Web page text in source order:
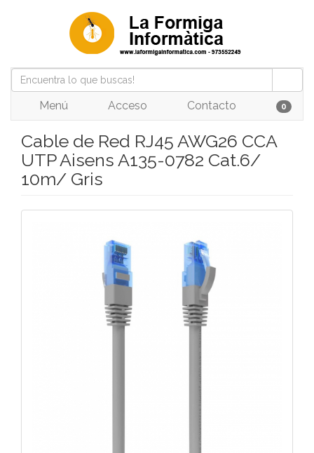
Menú Acceso Contacto 0
Cable de Red RJ45 AWG26 CCA
UTP Aisens A135-0782 Cat.6/
10m/ Gris